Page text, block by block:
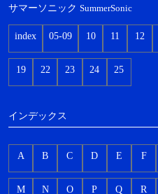
サマーソニック SummerSonic
index 05-09 10 11 12
19 22 23 24 25
インデックス
A B C D E F
M N O P Q R